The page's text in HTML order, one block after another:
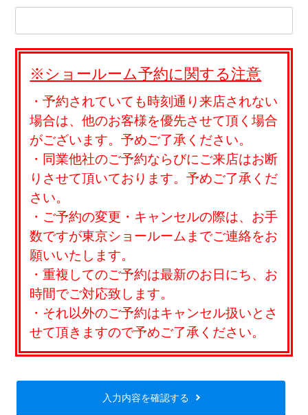
※ショールーム予約に関する注意
・予約されていても時刻通り来店されない
場合は、他のお客様を優先させて頂く場合
がございます。予めご了承ください。
・同業他社のご予約ならびにご来店はお断
りさせて頂いております。予めご了承くだ
さい。
・ご予約の変更・キャンセルの際は、お手
数ですが東京ショールームまでご連絡をお
願いいたします。
・重複してのご予約は最新のお日にち、お
時間でご対応致します。
・それ以外のご予約はキャンセル扱いとさ
せて頂きますので予めご了承ください。
入力内容を確認する